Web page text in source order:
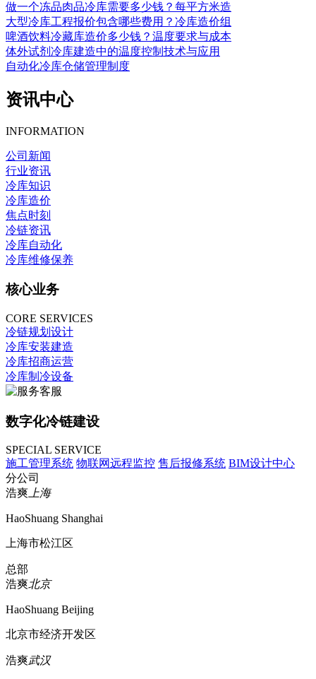
做一个冻品肉品冷库需要多少钱？每平方米造
大型冷库工程报价包含哪些费用？冷库造价组
啤酒饮料冷藏库造价多少钱？温度要求与成本
体外试剂冷库建造中的温度控制技术与应用
自动化冷库仓储管理制度
资讯中心
INFORMATION
公司新闻
行业资讯
冷库知识
冷库造价
焦点时刻
冷链资讯
冷库自动化
冷库维修保养
核心业务
CORE SERVICES
冷链规划设计
冷库安装建造
冷库招商运营
冷库制冷设备
数字化冷链建设
SPECIAL SERVICE
施工管理系统 物联网远程监控 售后报修系统 BIM设计中心
分公司
浩爽上海
HaoShuang Shanghai
上海市松江区
总部
浩爽北京
HaoShuang Beijing
北京市经济开发区
浩爽武汉